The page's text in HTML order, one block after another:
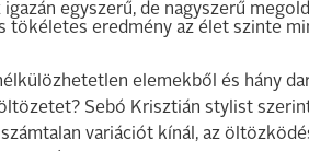
egyszerű, de nagyszerű
tökéletes eredmény az élet szinte
elemekből és hány
Sebó Krisztián stylist
variációt kínál, az